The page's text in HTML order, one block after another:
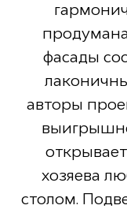
фасады
авторы
хозяева
столом.